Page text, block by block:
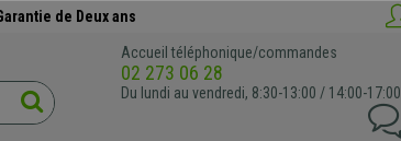
de Deux ans
Accueil téléphonique/commandes
02 273 06 28
Du lundi au vendredi, 8:30-13:00 / 14:00-17:00